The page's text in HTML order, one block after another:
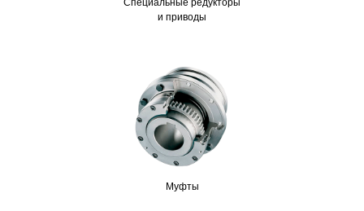
Специальные редукторы
и приводы
Муфты